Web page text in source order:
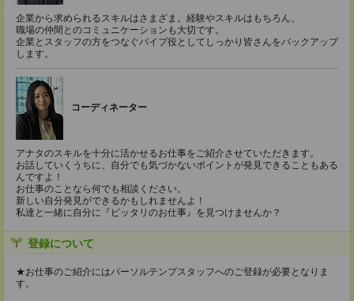
企業から求められるスキルはさまざま。経験やスキルはもちろん、
職場の仲間とのコミュニケーションも大切です。
企業とスタッフの方をつなぐパイプ役としてしっかり皆さんをバックアップ
します。
コーディネーター
アナタのスキルを十分に活かせるお仕事をご紹介させていただきます。
お話していくうちに、自分でも気づかないポイントが発見できることもある
んですよ！
お仕事のことなら何でも相談ください。
新しい自分発見ができるかもしれませんよ！
私達と一緒に自分に『ピッタリのお仕事』を見つけませんか？
登録について
★お仕事のご紹介にはパーソルテンプスタッフへのご登録が必要となりま
す。